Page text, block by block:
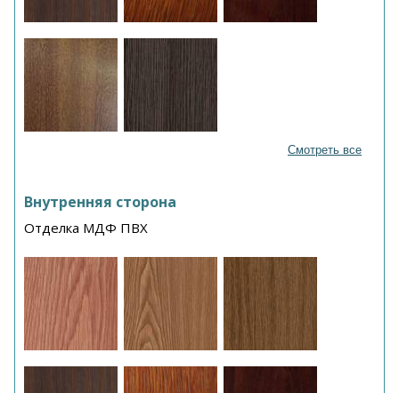
Смотреть все
Внутренняя сторона
Отделка МДФ ПВХ